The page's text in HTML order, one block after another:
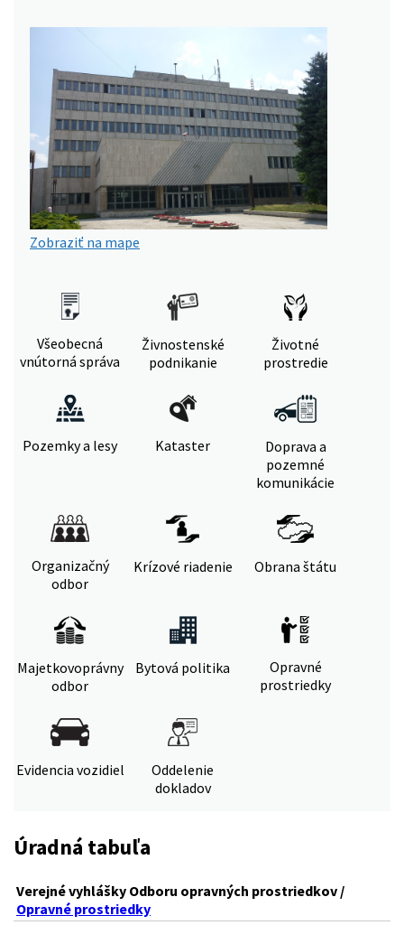
Zobraziť na mape
Všeobecná
vnútorná správa
Živnostenské
podnikanie
Životné
prostredie
Pozemky a lesy Kataster
Doprava a
pozemné
komunikácie
Organizačný
odbor
Krízové riadenie Obrana štátu
Majetkovoprávny
odbor
Bytová politika
Opravné
prostriedky
Evidencia vozidiel
Oddelenie
dokladov
Úradná tabuľa
Verejné vyhlášky Odboru opravných prostriedkov /
Opravné prostriedky